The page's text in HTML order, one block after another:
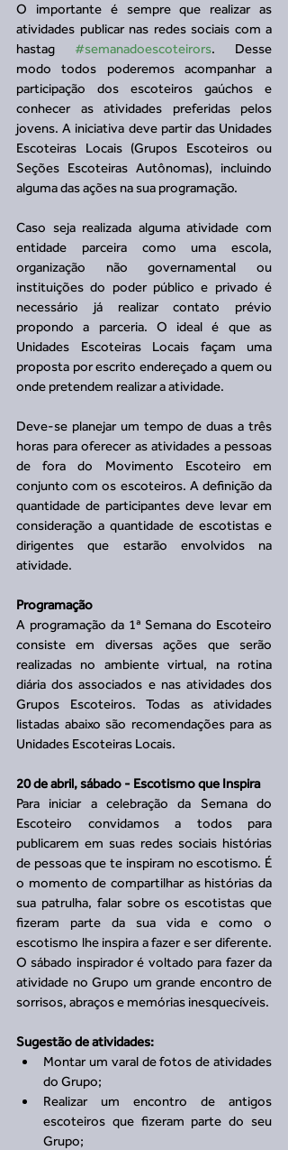
O importante é sempre que realizar as
atividades publicar nas redes sociais com a
hastag #semanadoescoteirors. Desse
modo todos poderemos acompanhar a
participação dos escoteiros gaúchos e
conhecer as atividades preferidas pelos
jovens. A iniciativa deve partir das Unidades
Escoteiras Locais (Grupos Escoteiros ou
Seções Escoteiras Autônomas), incluindo
alguma das ações na sua programação.
Caso seja realizada alguma atividade com
entidade parceira como uma escola,
organização não governamental ou
instituições do poder público e privado é
necessário já realizar contato prévio
propondo a parceria. O ideal é que as
Unidades Escoteiras Locais façam uma
proposta por escrito endereçado a quem ou
onde pretendem realizar a atividade.
Deve-se planejar um tempo de duas a três
horas para oferecer as atividades a pessoas
de fora do Movimento Escoteiro em
conjunto com os escoteiros. A definição da
quantidade de participantes deve levar em
consideração a quantidade de escotistas e
dirigentes que estarão envolvidos na
atividade.
Programação
A programação da 1ª Semana do Escoteiro
consiste em diversas ações que serão
realizadas no ambiente virtual, na rotina
diária dos associados e nas atividades dos
Grupos Escoteiros. Todas as atividades
listadas abaixo são recomendações para as
Unidades Escoteiras Locais.
20 de abril, sábado - Escotismo que Inspira
Para iniciar a celebração da Semana do
Escoteiro convidamos a todos para
publicarem em suas redes sociais histórias
de pessoas que te inspiram no escotismo. É
o momento de compartilhar as histórias da
sua patrulha, falar sobre os escotistas que
fizeram parte da sua vida e como o
escotismo lhe inspira a fazer e ser diferente.
O sábado inspirador é voltado para fazer da
atividade no Grupo um grande encontro de
sorrisos, abraços e memórias inesquecíveis.
Sugestão de atividades:
Montar um varal de fotos de atividades
do Grupo;
Realizar um encontro de antigos
escoteiros que fizeram parte do seu
Grupo;